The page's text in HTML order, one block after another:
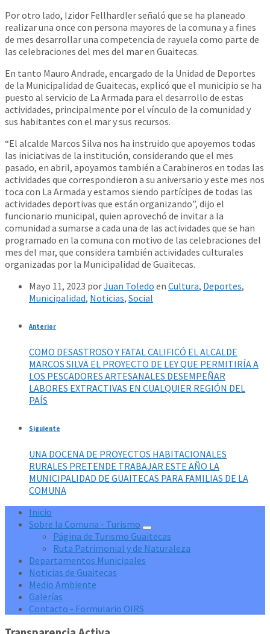
Por otro lado, Izidor Fellhardler señaló que se ha planeado
realizar una once con persona mayores de la comuna y a fines
de mes desarrollar una competencia de rayuela como parte de
las celebraciones del mes del mar en Guaitecas.
En tanto Mauro Andrade, encargado de la Unidad de Deportes
de la Municipalidad de Guaitecas, explicó que el municipio se ha
puesto al servicio de La Armada para el desarrollo de estas
actividades, principalmente por el vínculo de la comunidad y
sus habitantes con el mar y sus recursos.
“El alcalde Marcos Silva nos ha instruido que apoyemos todas
las iniciativas de la institución, considerando que el mes
pasado, en abril, apoyamos también a Carabineros en todas las
actividades que correspondieron a su aniversario y este mes nos
toca con La Armada y estamos siendo partícipes de todas las
actividades deportivas que están organizando”, dijo el
funcionario municipal, quien aprovechó de invitar a la
comunidad a sumarse a cada una de las actividades que se han
programado en la comuna con motivo de las celebraciones del
mes del mar, que considera también actividades culturales
organizadas por la Municipalidad de Guaitecas.
Mayo 11, 2023 porJuan Toledo en Cultura, Deportes,
Municipalidad, Noticias, Social
Anterior
COMO DESASTROSO Y FATAL CALIFICÓ EL ALCALDE
MARCOS SILVA EL PROYECTO DE LEY QUE PERMITIRÍA A
LOS PESCADORES ARTESANALES DESEMPEÑAR
LABORES EXTRACTIVAS EN CUALQUIER REGIÓN DEL
PAÍS
Siguiente
UNA DOCENA DE PROYECTOS HABITACIONALES
RURALES PRETENDE TRABAJAR ESTE AÑO LA
MUNICIPALIDAD DE GUAITECAS PARA FAMILIAS DE LA
COMUNA
Inicio
Sobre la Comuna - Turismo
Página de Turismo Guaitecas
Ruta Patrimonial y de Naturaleza
Departamentos Municipales
Noticias de Guaitecas
Medio Ambiente
Galerías
Contacto - Formulario OIRS